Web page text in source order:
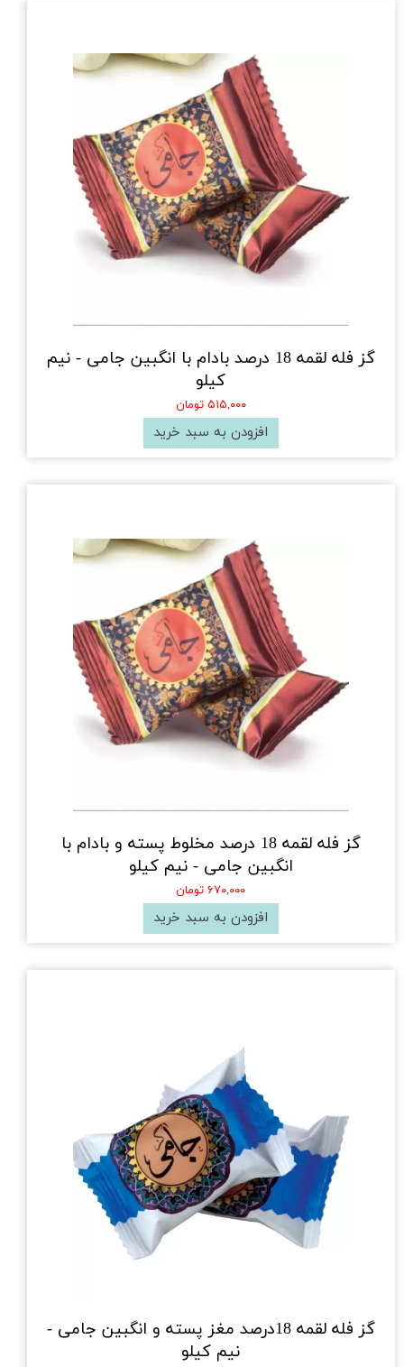
گز فله لقمه 18 درصد بادام با انگبین جامی - نیم
کیلو
۵۱۵,۰۰۰ تومان
افزودن به سبد خرید
گز فله لقمه 18 درصد مخلوط پسته و بادام با
انگبین جامی - نیم کیلو
۶۷۰,۰۰۰ تومان
افزودن به سبد خرید
گز فله لقمه 18درصد مغز پسته و انگبین جامی -
نیم کیلو